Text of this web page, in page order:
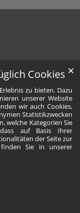
Cookies
zu bieten. Dazu
unserer Website
wir auch Cookies,
Statistikzwecken
welche Kategorien Sie
auf Basis Ihrer
der Seite zur
Sie in unserer
✕